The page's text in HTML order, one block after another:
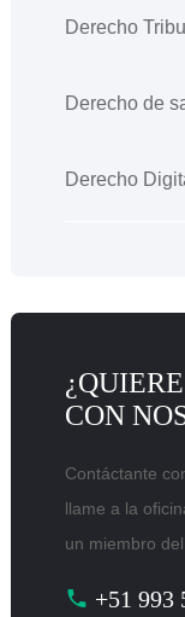
Derecho
Derecho de
Derecho
CON
Contáctante
llame a la
un miembro
+51 993